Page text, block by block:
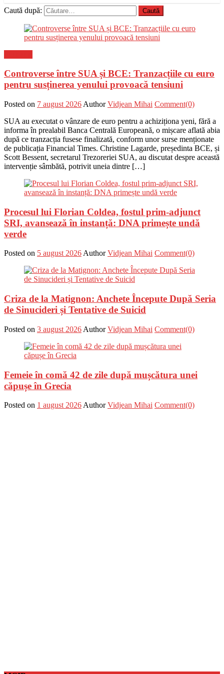
Caută după:
Controverse între SUA și BCE: Tranzacțiile cu euro
pentru susținerea yenului provoacă tensiuni
Posted on 7 august 2026 Author Vidjean Mihai Comment(0)
SUA au executat o vânzare de euro pentru a achiziționa yeni, fără a
informa în prealabil Banca Centrală Europeană, o mișcare aflată abia
după ce tranzacția fusese finalizată, conform unor surse menționate
de publicația Financial Times. Christine Lagarde, președinta BCE, și
Scott Bessent, secretarul Trezoreriei SUA, au discutat despre această
intervenție sâmbătă, potrivit uneia dintre […]
Procesul lui Florian Coldea, fostul prim-adjunct
SRI, avansează în instanță: DNA primește undă
verde
Posted on 5 august 2026Author Vidjean Mihai Comment(0)
Criza de la Matignon: Anchete Începute După Seria
de Sinucideri și Tentative de Suicid
Posted on 3 august 2026 Author Vidjean Mihai Comment(0)
Femeie în comă 42 de zile după mușcătura unei
căpușe în Grecia
Posted on 1 august 2026 Author Vidjean Mihai Comment(0)